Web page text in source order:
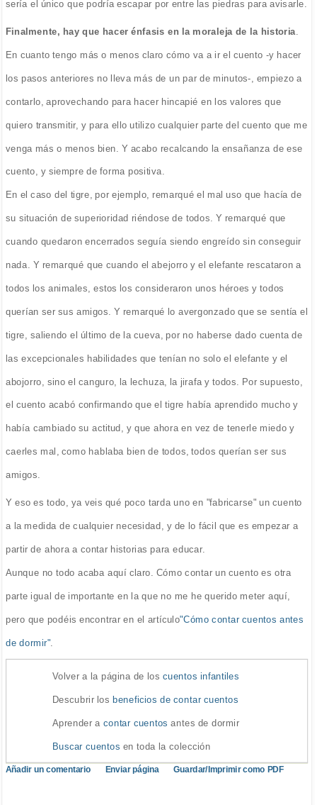
sería el único que podría escapar por entre las piedras para avisarle.
Finalmente, hay que hacer énfasis en la moraleja de la historia
En cuanto tengo más o menos claro cómo va a ir el cuento -y hacer
los pasos anteriores no lleva más de un par de minutos-, empiezo a
contarlo, aprovechando para hacer hincapié en los valores que
quiero transmitir, y para ello utilizo cualquier parte del cuento que me
venga más o menos bien. Y acabo recalcando la ensañanza de ese
cuento, y siempre de forma positiva.
En el caso del tigre, por ejemplo, remarqué el mal uso que hacía de
su situación de superioridad riéndose de todos. Y remarqué que
cuando quedaron encerrados seguía siendo engreído sin conseguir
nada. Y remarqué que cuando el abejorro y el elefante rescataron a
todos los animales, estos los consideraron unos héroes y todos
querían ser sus amigos. Y remarqué lo avergonzado que se sentía el
tigre, saliendo el último de la cueva, por no haberse dado cuenta de
las excepcionales habilidades que tenían no solo el elefante y el
abojorro, sino el canguro, la lechuza, la jirafa y todos. Por supuesto,
el cuento acabó confirmando que el tigre había aprendido mucho y
había cambiado su actitud, y que ahora en vez de tenerle miedo y
caerles mal, como hablaba bien de todos, todos querían ser sus
amigos.
Y eso es todo, ya veis qué poco tarda uno en "fabricarse" un cuento
a la medida de cualquier necesidad, y de lo fácil que es empezar a
partir de ahora a contar historias para educar.
Aunque no todo acaba aquí claro. Cómo contar un cuento es otra
parte igual de importante en la que no me he querido meter aquí,
pero que podéis encontrar en el artículo"Cómo contar cuentos antes
de dormir"
Volver a la página de los cuentos infantiles
Descubrir los beneficios de contar cuentos
Aprender a contar cuentos antes de dormir
Buscar cuentos en toda la colección
Añadir un comentario Enviar página Guardar/Imprimir como PDF